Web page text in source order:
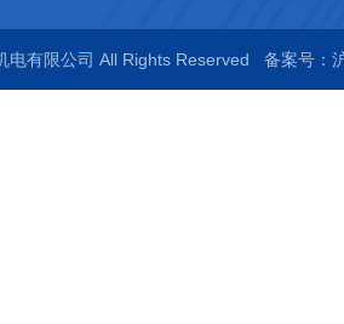
电有限公司 All Rights Reserved 备案号：